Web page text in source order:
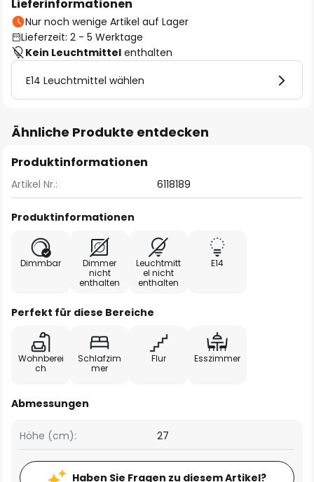
Lieferinformationen
Nur noch wenige Artikel auf Lager
Lieferzeit: 2 - 5 Werktage
Kein Leuchtmittel enthalten
E14 Leuchtmittel wählen
Ähnliche Produkte entdecken
Produktinformationen
Artikel Nr.: 6118189
Produktinformationen
Dimmbar
Dimmer
nicht
enthalten
Leuchtmitt
el nicht
enthalten
E14
Perfekt für diese Bereiche
Wohnberei
ch
Schlafzim
mer
Flur Esszimmer
Abmessungen
Höhe (cm): 27
Haben Sie Fragen zu diesem Artikel?